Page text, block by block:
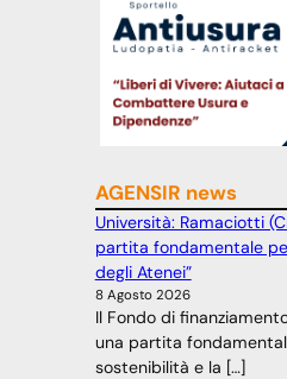
AGENSIR news
Università: Ramaciotti
partita fondamentale
degli Atenei”
8 Agosto 2026
Il Fondo di
una partita
sostenibilità e la […]